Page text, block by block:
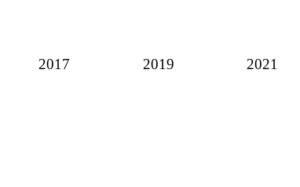
2017 2019 2021